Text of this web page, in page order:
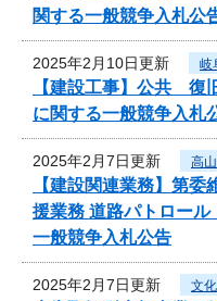
関する一般競争入札公
2025年2月10日更新 岐
【建設工事】公共 復
に関する一般競争入札
2025年2月7日更新 高
【建設関連業務】第
援業務 道路パトロー
一般競争入札公告
2025年2月7日更新 文